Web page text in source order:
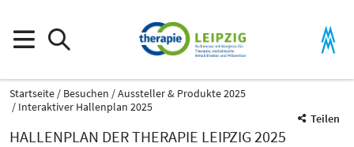
Startseite Besuchen
Aussteller & Produkte 2025
Interaktiver Hallenplan 2025
Teilen
HALLENPLAN DER THERAPIE LEIPZIG 2025